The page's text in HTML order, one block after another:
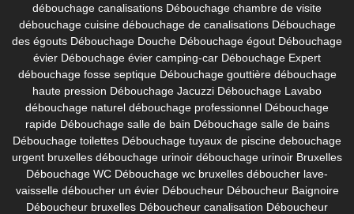
débouchage canalisations Débouchage chambre de visite
débouchage cuisine débouchage de canalisations Débouchage
des égouts Débouchage Douche Débouchage égout Débouchage
évier Débouchage évier camping-car Débouchage Expert
débouchage fosse septique Débouchage gouttière débouchage
haute pression Débouchage Jacuzzi Débouchage Lavabo
débouchage naturel débouchage professionnel Débouchage
rapide Débouchage salle de bain Débouchage salle de bains
Débouchage toilettes Débouchage tuyaux de piscine debouchage
urgent bruxelles débouchage urinoir débouchage urinoir Bruxelles
Débouchage WC Débouchage wc bruxelles déboucher lave-
vaisselle déboucher un évier Déboucheur Déboucheur Baignoire
Déboucheur bruxelles Déboucheur canalisation Déboucheur